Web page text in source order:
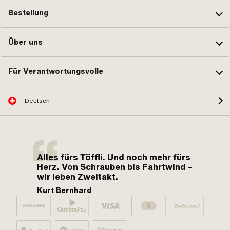
Bestellung
Über uns
Für Verantwortungsvolle
Deutsch
Alles fürs Töffli. Und noch mehr fürs
Herz. Von Schrauben bis Fahrtwind –
wir leben Zweitakt.
Kurt Bernhard